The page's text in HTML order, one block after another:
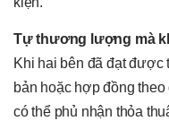
Tự thương lượng mà
Khi hai bên đã đạt được
bản hoặc hợp đồng
có thể phủ nhận thỏa